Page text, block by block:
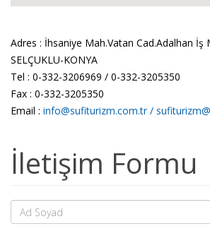
Adres : İhsaniye Mah.Vatan Cad.Adalhan İş
SELÇUKLU-KONYA
Tel : 0-332-3206969 / 0-332-3205350
Fax : 0-332-3205350
Email : info@sufiturizm.com.tr/
İletişim Formu